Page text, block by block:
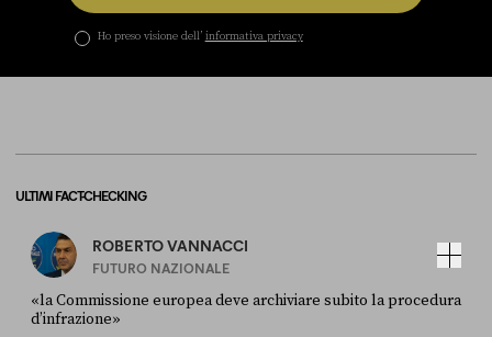
Ho preso visione dell’ informativa privacy
ULTIMI FACT-CHECKING
ROBERTO VANNACCI
FUTURO NAZIONALE
«la Commissione europea deve archiviare subito la procedura
d’infrazione»